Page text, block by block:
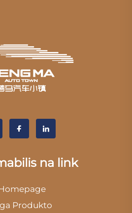
na link
Produkto